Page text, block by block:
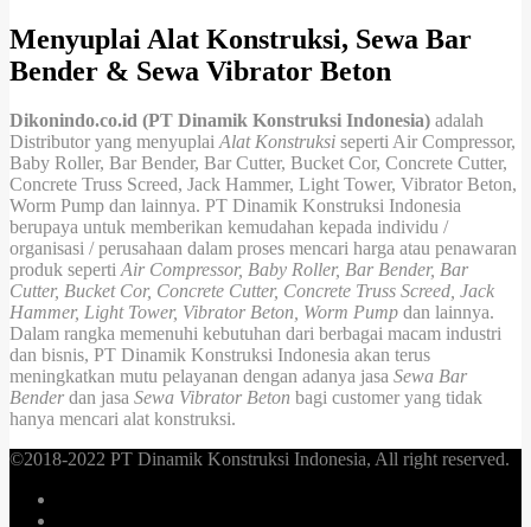
Menyuplai Alat Konstruksi, Sewa Bar
Bender & Sewa Vibrator Beton
Dikonindo.co.id (PT Dinamik Konstruksi Indonesia) adalah
Distributor yang menyuplaiAlat Konstruksi seperti Air Compressor,
Baby Roller, Bar Bender, Bar Cutter, Bucket Cor, Concrete Cutter,
Concrete Truss Screed, Jack Hammer, Light Tower, Vibrator Beton,
Worm Pump dan lainnya. PT Dinamik Konstruksi Indonesia
berupaya untuk memberikan kemudahan kepada individu /
organisasi / perusahaan dalam proses mencari harga atau penawaran
produk sepertiAir Compressor, Baby Roller, Bar Bender, Bar
Cutter, Bucket Cor, Concrete Cutter, Concrete Truss Screed, Jack
Hammer, Light Tower, Vibrator Beton, Worm Pump dan lainnya.
Dalam rangka memenuhi kebutuhan dari berbagai macam industri
dan bisnis, PT Dinamik Konstruksi Indonesia akan terus
meningkatkan mutu pelayanan dengan adanya jasa Sewa Bar
Bender dan jasa Sewa Vibrator Beton bagi customer yang tidak
hanya mencari alat konstruksi.
©2018-2022 PT Dinamik Konstruksi Indonesia, All right reserved.